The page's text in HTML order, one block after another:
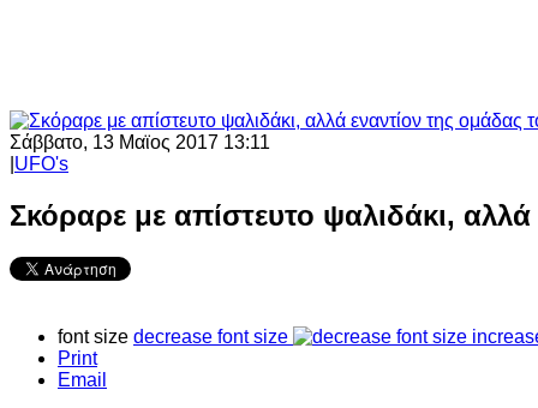
Σάββατο, 13 Μαϊος 2017 13:11
UFO's
Σκόραρε με απίστευτο ψαλιδάκι,
font size decrease font size
Print
Email